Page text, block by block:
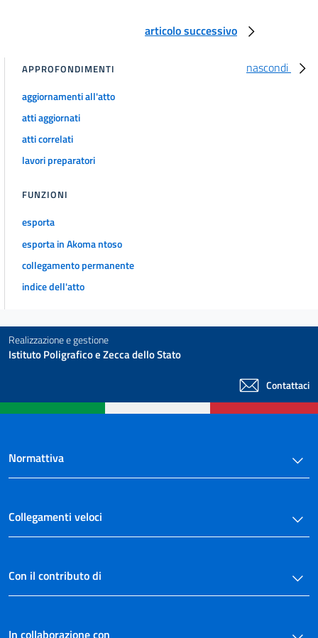
articolo successivo
nascondi
APPROFONDIMENTI
aggiornamenti all'atto
atti aggiornati
atti correlati
lavori preparatori
FUNZIONI
esporta
esporta in Akoma ntoso
collegamento permanente
indice dell'atto
Realizzazione e gestione
Istituto Poligrafico e Zecca dello Stato
Contattaci
Normattiva
Collegamenti veloci
Con il contributo di
In collaborazione con